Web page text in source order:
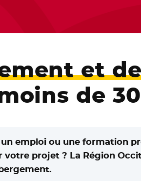
et
de
emploi ou une formation
projet ? La Région